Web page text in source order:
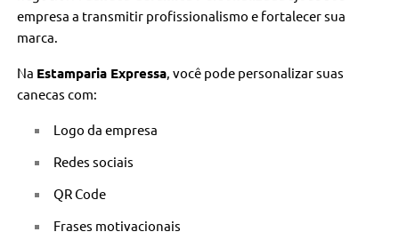
empresa a transmitir profissionalismo e fortalecer sua
marca.
Na Estamparia Expressa, você pode personalizar suas
canecas com:
Logo da empresa
Redes sociais
QR Code
Frases motivacionais